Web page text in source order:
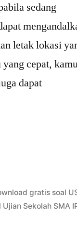
sedang
letak lokasi
cepat,
dapat
gratis soal
Sekolah SMA